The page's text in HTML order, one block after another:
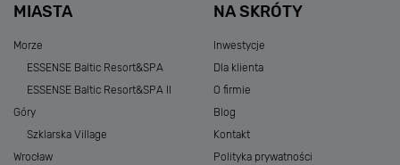
MIASTA
Morze
ESSENSE Baltic Resort&SPA
ESSENSE Baltic Resort&SPA II
Góry
Szklarska Village
Wrocław
NA SKRÓTY
Inwestycje
Dla klienta
O firmie
Blog
Kontakt
Polityka prywatności